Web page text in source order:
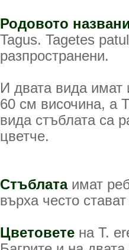
Родовото
Tagus. Tagetes
разпространени.
И двата вида имат
60 см височина, а
вида стъблата са
цветче.
Стъблатаимат
върха често
Цветовете на T.